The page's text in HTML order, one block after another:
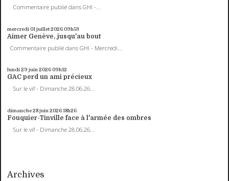
Commentaire publié dans GHI -...
mercredi 01 juillet 2026 09h53
Aimer Genève, jusqu'au bout
Commentaire publié dans GHI - Mercredi...
lundi 29 juin 2026 09h12
GAC perd un ami précieux
Sur le vif - Dimanche 28.06.26...
dimanche 28juin 202618h26
Fouquier-Tinville face à l'armée des ombres
Sur le vif - Dimanche 28.06.26...
Archives